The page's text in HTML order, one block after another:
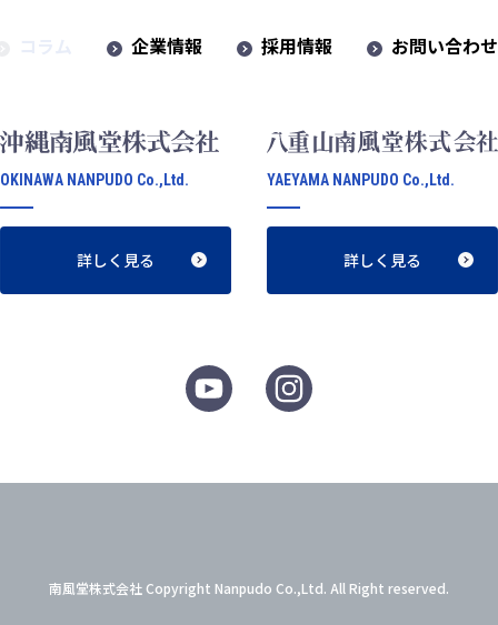
企業情報 採用情報 お問い合わせ
OKINAWA NANPUDO Co.,Ltd.
詳しく見る
YAEYAMA NANPUDO Co.,Ltd.
詳しく見る
南風堂株式会社 Copyright Nanpudo Co.,Ltd. All Right reserved.